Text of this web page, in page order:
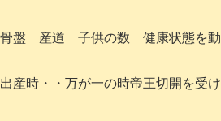
骨盤 産道 子供の数 健康状態を動
出産時・・万が一の時帝王切開を受